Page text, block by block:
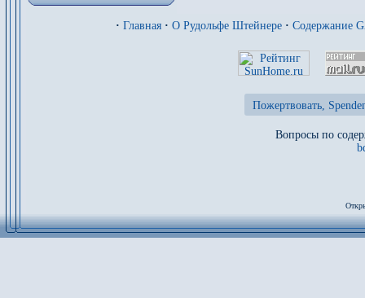
· Главная · О Рудольфе Штейнере · Содержание
Пожертвовать,
Вопросы по